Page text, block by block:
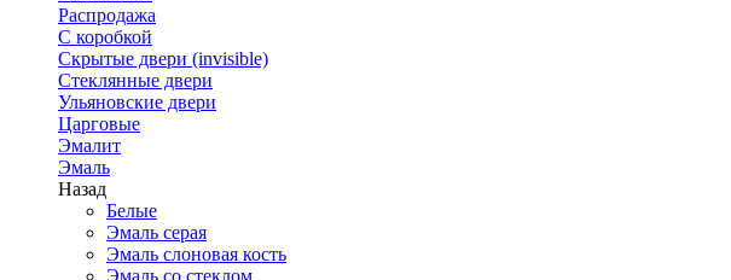
Распродажа
С коробкой
Скрытые двери (invisible)
Стеклянные двери
Ульяновские двери
Царговые
Эмалит
Эмаль
Назад
Белые
Эмаль серая
Эмаль слоновая кость
Эмаль со стеклом